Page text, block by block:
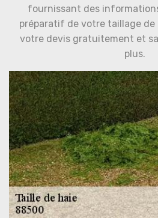
fournissant des
préparatif de votre taillage de
votre devis gratuitement et
plus.